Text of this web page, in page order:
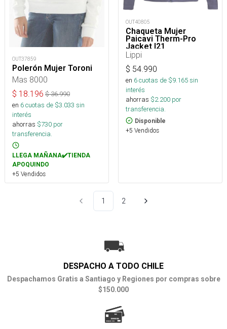
OUT37859
Polerón Mujer Toroni
Mas 8000
$ 18.196 $36.990
en 6cuotas de $3.033 sin
interés
ahorras $730 por
transferencia.
LLEGA MAÑANA✔️TIENDA
APOQUINDO
+5 Vendidos
OUT40805
Chaqueta Mujer
Paicavi Therm-Pro
Jacket I21
Lippi
$ 54.990
en 6cuotas de $9.165sin
interés
ahorras $2.200 por
transferencia.
Disponible
+5 Vendidos
1 2
DESPACHO A TODO CHILE
Despachamos Gratis a Santiago y Regiones por compras sobre
$150.000